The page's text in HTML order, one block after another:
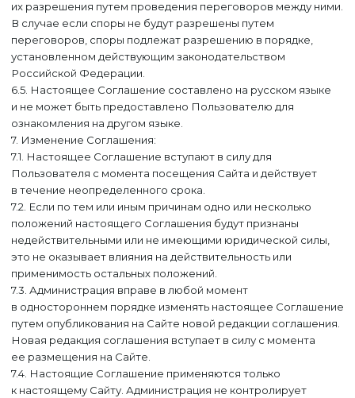
их разрешения путем проведения переговоров между ними.
В случае если споры не будут разрешены путем
переговоров, споры подлежат разрешению в порядке,
установленном действующим законодательством
Российской Федерации.
6.5. Настоящее Соглашение составлено на русском языке
и не может быть предоставлено Пользователю для
ознакомления на другом языке.
7. Изменение Соглашения:
7.1. Настоящее Соглашение вступают в силу для
Пользователя с момента посещения Сайта и действует
в течение неопределенного срока.
7.2. Если по тем или иным причинам одно или несколько
положений настоящего Соглашения будут признаны
недействительными или не имеющими юридической силы,
это не оказывает влияния на действительность или
применимость остальных положений.
7.3. Администрация вправе в любой момент
в одностороннем порядке изменять настоящее Соглашение
путем опубликования на Сайте новой редакции соглашения.
Новая редакция соглашения вступает в силу с момента
ее размещения на Сайте.
7.4. Настоящие Соглашение применяются только
к настоящему Сайту. Администрация не контролирует